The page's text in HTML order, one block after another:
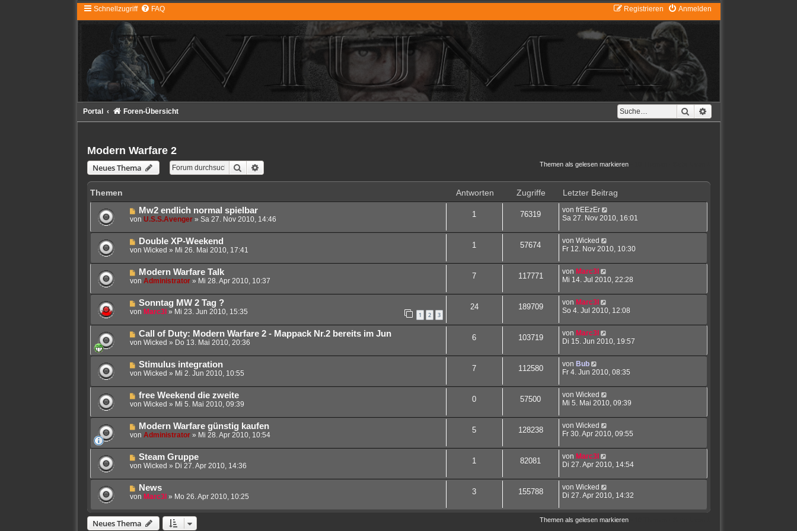
Schnellzugriff FAQ Anmelden
Registrieren
Suche
Portal Foren-Übersicht
Modern Warfare 2
Neues Thema Suche Themen als gelesen markieren• 10 Themen • Seite
Themen Antworten Zugriffe
Letzter Beitrag
Mw2 endlich normal spielbar
von U.S.S.Avenger» Sa 27. Nov 2010, 14:46
1 76319 von frEEzEr
Sa 27. Nov 2010, 16:01
Double XP-Weekend
von Wicked » Mi 26. Mai 2010, 17:41
1 57674 von Wicked
Fr 12. Nov 2010, 10:30
Modern Warfare Talk
von Administrator» Mi 28. Apr 2010, 10:37
7 117771 von Marc3l
Mi 14. Jul 2010, 22:28
Sonntag MW 2 Tag ?
von Marc3l » Mi 23. Jun 2010, 15:35 1 2 3
24 189709 von Marc3l
So 4. Jul 2010, 12:08
Call of Duty: Modern Warfare 2 - Mappack Nr.2 bereits im Jun
von Wicked » Do 13. Mai 2010, 20:36
6 103719 von Marc3l
Di 15. Jun 2010, 19:57
Stimulus integration
von Wicked » Mi 2. Jun 2010, 10:55
7 112580 von Bub
Fr 4. Jun 2010, 08:35
free Weekend die zweite
von Wicked » Mi 5. Mai 2010, 09:39
0 57500 von Wicked
Mi 5. Mai 2010, 09:39
Modern Warfare günstig kaufen
von Administrator» Mi 28. Apr 2010, 10:54
5 128238 von Wicked
Fr 30. Apr 2010, 09:55
Steam Gruppe
von Wicked » Di 27. Apr 2010, 14:36
1 82081 von Marc3l
Di 27. Apr 2010, 14:54
News
von Marc3l » Mo 26. Apr 2010, 10:25
3 155788 von Wicked
Di 27. Apr 2010, 14:32
Neues Thema Themen als gelesen markieren• 10 Themen • Seite